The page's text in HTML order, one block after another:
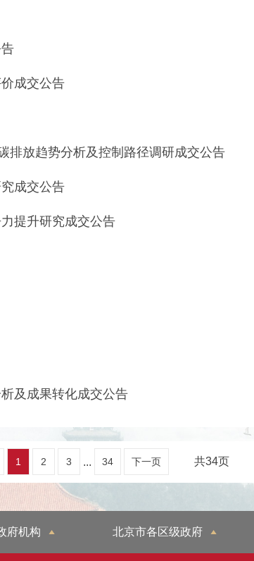
成交公告
排放趋势分析及控制路径调研成交公告
成交公告
提升研究成交公告
及成果转化成交公告
1 2 3 ... 34 下一页 共34页
府机构 北京市各区级政府